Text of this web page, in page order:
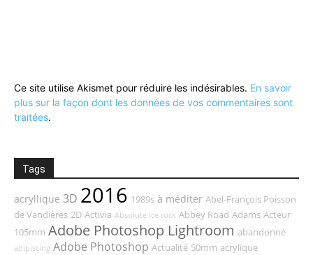
Ce site utilise Akismet pour réduire les indésirables. En savoir
plus sur la façon dont les données de vos commentaires sont
traitées.
Tags
acryllique 3D 2016 1989s à méditer Abel-François Poisson
de Vandières 2D Activia Absolute ice rock Abbey Road Adams Acteur
105mm Adobe Photoshop Lightroom abandonné
adipiscing Adobe Photoshop Actualité 50mm acrylique